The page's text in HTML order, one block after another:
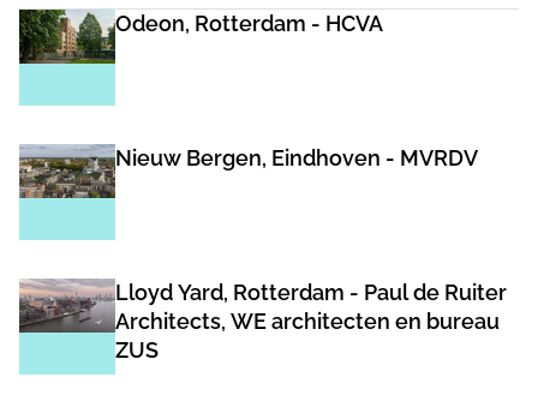
Odeon, Rotterdam - HCVA
Nieuw Bergen, Eindhoven - MVRDV
Lloyd Yard, Rotterdam - Paul de Ruiter
Architects, WE architecten en bureau
ZUS